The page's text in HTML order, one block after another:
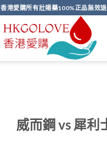
香港愛購所有壯陽藥100%正品無效
威而鋼 vs 犀利